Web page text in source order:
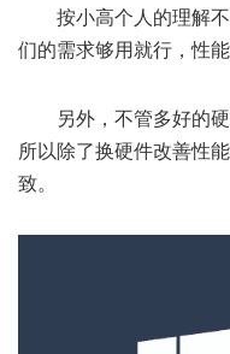
按小高个人的理解
们的需求够用就行，性
另外，不管多好的
所以除了换硬件改善性
致。